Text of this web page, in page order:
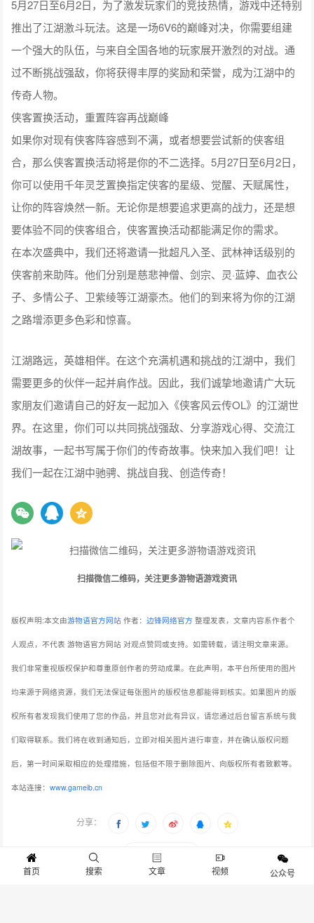
5月27日至6月2日，为了激发玩家们的竞技热情，游戏中还特别
推出了江湖激斗玩法。这是一场6V6的巅峰对决，你需要组建
一个强大的队伍，与来自全国各地的玩家展开激烈的对战。通
过不断挑战强敌，你将获得丰厚的奖励和荣誉，成为江湖中的
传奇人物。
侠客置换活动，重置阵容再战巅峰
如果你对现有侠客阵容感到不满，或者想要尝试新的侠客组
合，那么侠客置换活动将是你的不二选择。5月27日至6月2日，
你可以使用千年灵芝置换指定侠客的星级、觉醒、天赋属性，
让你的阵容焕然一新。无论你是想要追求更高的战力，还是想
要体验不同的侠客组合，侠客置换活动都能满足你的需求。
在本次盛典中，我们还将邀请一批超凡入圣、武林神话级别的
侠客前来助阵。他们分别是慈悲神僧、剑宗、灵·蓝婷、血衣公
子、多情公子、卫紫绫等江湖豪杰。他们的到来将为你的江湖
之路增添更多色彩和惊喜。
江湖路远，英雄相伴。在这个充满机遇和挑战的江湖中，我们
需要更多的伙伴一起并肩作战。因此，我们诚挚地邀请广大玩
家朋友们邀请自己的好友一起加入《侠客风云传OL》的江湖世
界。在这里，你们可以共同挑战强敌、分享游戏心得、交流江
湖故事，一起书写属于你们的传奇故事。快来加入我们吧！让
我们一起在江湖中驰骋、挑战自我、创造传奇！
扫描微信二维码，关注更多游物语游戏资讯
版权声明:本文由游物语官方网站 作者：边锋网络官方 整理发表，文章内容系作者个
人观点，不代表 游物语官方网站 对观点赞同或支持。如需转载，请注明文章来源。
我们非常重视版权保护和尊重原创作者的劳动成果。在此声明，本平台所使用的图片
均来源于网络资源，我们无法保证每张图片的版权信息都能得到核实。如果图片的版
权所有者发现我们使用了您的作品，并且您对此有异议，请您通过后台留言系统与我
们取得联系。我们将在收到通知后，立即对相关图片进行审查，并在确认版权问题
后，第一时间采取相应的处理措施，包括但不限于删除图片、向版权所有者致歉等。
本站连接：www.gameib.cn
分享：
生成封面
首页 搜索 文章 视频 公众号